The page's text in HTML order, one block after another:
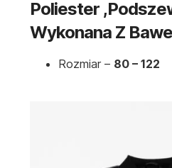
Poliester
Wykonana Z
Rozmiar – 80 – 122